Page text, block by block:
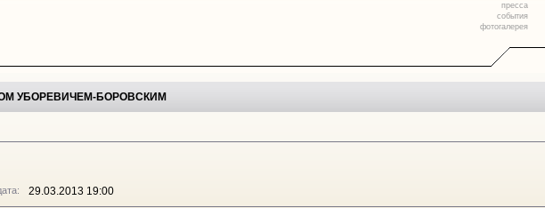
пресса
события
фотогалерея
УБОРЕВИЧЕМ-БОРОВСКИМ
29.03.2013 19:00